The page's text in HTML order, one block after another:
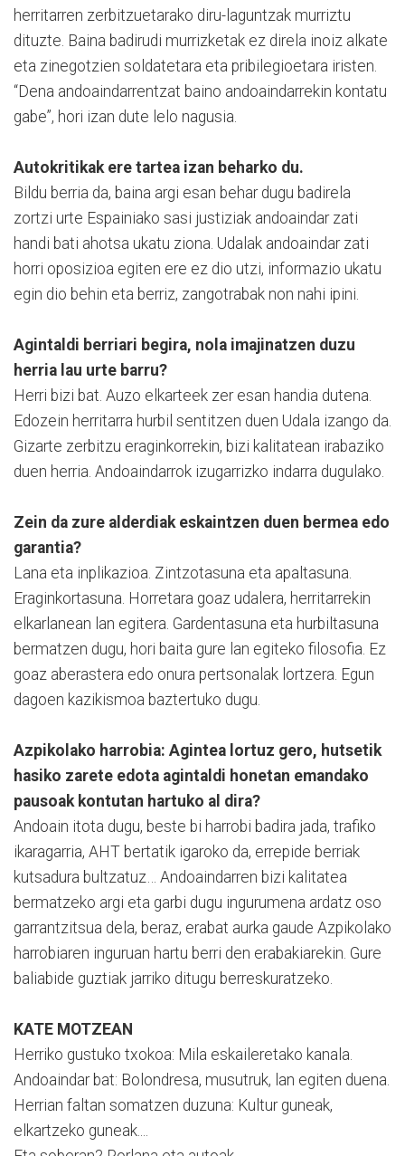
herritarren zerbitzuetarako diru-laguntzak murriztu
dituzte. Baina badirudi murrizketak ez direla inoiz alkate
eta zinegotzien soldatetara eta pribilegioetara iristen.
“Dena andoaindarrentzat baino andoaindarrekin kontatu
gabe”, hori izan dute lelo nagusia.
Autokritikak ere tartea izan beharko du.
Bildu berria da, baina argi esan behar dugu badirela
zortzi urte Espainiako sasi justiziak andoaindar zati
handi bati ahotsa ukatu ziona. Udalak andoaindar zati
horri oposizioa egiten ere ez dio utzi, informazio ukatu
egin dio behin eta berriz, zangotrabak non nahi ipini.
Agintaldi berriari begira, nola imajinatzen duzu
herria lau urte barru?
Herri bizi bat. Auzo elkarteek zer esan handia dutena.
Edozein herritarra hurbil sentitzen duen Udala izango da.
Gizarte zerbitzu eraginkorrekin, bizi kalitatean irabaziko
duen herria. Andoaindarrok izugarrizko indarra dugulako.
Zein da zure alderdiak eskaintzen duen bermea edo
garantia?
Lana eta inplikazioa. Zintzotasuna eta apaltasuna.
Eraginkortasuna. Horretara goaz udalera, herritarrekin
elkarlanean lan egitera. Gardentasuna eta hurbiltasuna
bermatzen dugu, hori baita gure lan egiteko filosofia. Ez
goaz aberastera edo onura pertsonalak lortzera. Egun
dagoen kazikismoa baztertuko dugu.
Azpikolako harrobia: Agintea lortuz gero, hutsetik
hasiko zarete edota agintaldi honetan emandako
pausoak kontutan hartuko al dira?
Andoain itota dugu, beste bi harrobi badira jada, trafiko
ikaragarria, AHT bertatik igaroko da, errepide berriak
kutsadura bultzatuz… Andoaindarren bizi kalitatea
bermatzeko argi eta garbi dugu ingurumena ardatz oso
garrantzitsua dela, beraz, erabat aurka gaude Azpikolako
harrobiaren inguruan hartu berri den erabakiarekin. Gure
baliabide guztiak jarriko ditugu berreskuratzeko.
KATE MOTZEAN
Herriko gustuko txokoa: Mila eskaileretako kanala.
Andoaindar bat: Bolondresa, musutruk, lan egiten duena.
Herrian faltan somatzen duzuna: Kultur guneak,
elkartzeko guneak....